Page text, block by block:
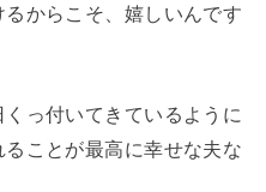
からこそ、嬉しいんです
っ付いてきているように
ことが最高に幸せな夫な